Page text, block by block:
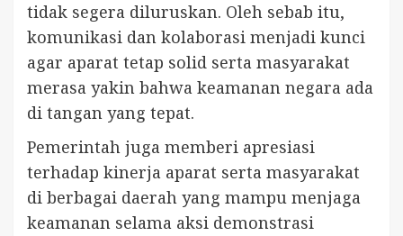
tidak segera diluruskan. Oleh sebab itu,
komunikasi dan kolaborasi menjadi kunci
agar aparat tetap solid serta masyarakat
merasa yakin bahwa keamanan negara ada
di tangan yang tepat.
Pemerintah juga memberi apresiasi
terhadap kinerja aparat serta masyarakat
di berbagai daerah yang mampu menjaga
keamanan selama aksi demonstrasi